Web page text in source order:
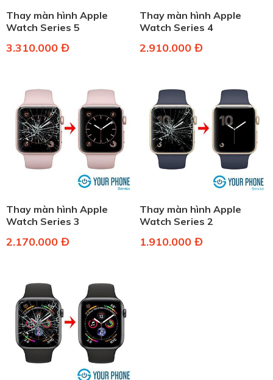
Thay màn hình Apple
Watch Series 5
3.310.000 Đ
Thay màn hình Apple
Watch Series 4
2.910.000 Đ
Thay màn hình Apple
Watch Series 3
2.170.000 Đ
Thay màn hình Apple
Watch Series 2
1.910.000 Đ